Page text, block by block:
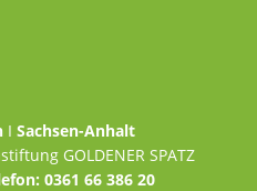
I Sachsen-Anhalt
GOLDENER SPATZ
0361 66 386 20